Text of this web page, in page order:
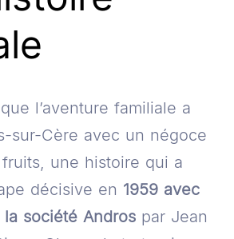
que l’aventure familiale a
sur-Cère avec un négoce
une histoire qui a
décisive en 1959 avec
société Andros par Jean